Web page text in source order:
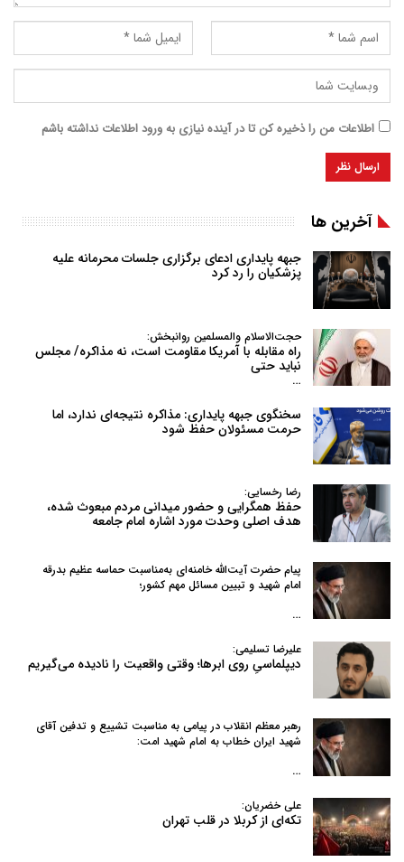
اطلاعات من را ذخیره کن تا در آینده نیازی به ورود اطلاعات نداشته باشم
آخرین ها
جبهه پایداری ادعای برگزاری جلسات محرمانه علیه
پزشکیان را رد کرد
حجت‌الاسلام والمسلمین روانبخش:
راه مقابله با آمریکا مقاومت است، نه مذاکره/ مجلس
نباید حتی
…
سخنگوی جبهه پایداری: مذاکره نتیجه‌ای ندارد، اما
حرمت مسئولان حفظ شود
رضا رخسایی:
حفظ همگرایی و حضور میدانی مردم مبعوث شده،
هدف اصلی وحدت مورد اشاره امام جامعه
پیام حضرت آیت‌الله خامنه‌ای به‌مناسبت حماسه عظیم بدرقه
امام شهید و تبیین مسائل مهم کشور؛
…
علیرضا تسلیمی:
دیپلماسیِ روی ابرها؛ وقتی واقعیت را نادیده می‌گیریم
رهبر معظم انقلاب در پیامی به‌ مناسبت تشییع و تدفین آقای
شهید ایران خطاب به امام شهید امت:
…
علی خضریان:
تکه‌ای از کربلا در قلب تهران